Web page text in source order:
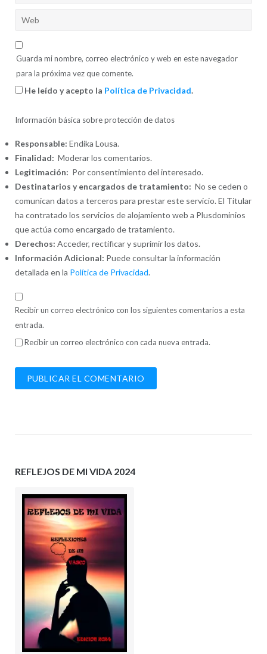
Guarda mi nombre, correo electrónico y web en este navegador
para la próxima vez que comente.
He leído y acepto la Política de Privacidad.
Información básica sobre protección de datos
Responsable: Endika Lousa.
Finalidad: Moderar los comentarios.
Legitimación: Por consentimiento del interesado.
Destinatarios y encargados de tratamiento: No se ceden o
comunican datos a terceros para prestar este servicio. El Titular
ha contratado los servicios de alojamiento web a Plusdominios
que actúa como encargado de tratamiento.
Derechos: Acceder, rectificar y suprimir los datos.
Información Adicional: Puede consultar la información
detallada en la Política de Privacidad.
Recibir un correo electrónico con los siguientes comentarios a esta
entrada.
Recibir un correo electrónico con cada nueva entrada.
REFLEJOS DE MI VIDA 2024